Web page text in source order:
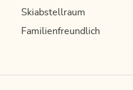
Skiabstellraum
Familienfreundlich